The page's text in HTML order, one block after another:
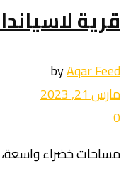
قرية
byAqar Feed
مارس 21, 2023
0
مساحات خضراء واسعة،